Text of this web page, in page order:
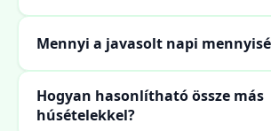
Mennyi a javasolt napi
Hogyan hasonlítható össze más
húsételekkel?